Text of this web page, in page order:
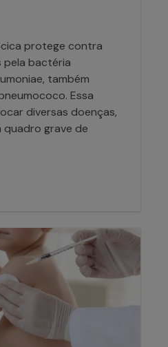
protege contra
pela bactéria
também
Essa
diversas doenças,
quadro grave de